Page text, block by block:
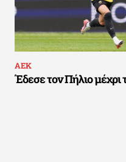
ΑΕΚ
Έδεσε τον Πήλιο μέχρι